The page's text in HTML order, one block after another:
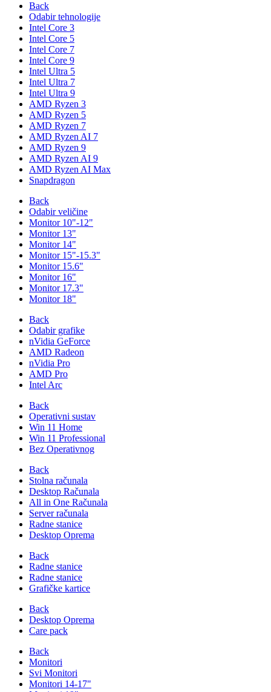
Back
Odabir tehnologije
Intel Core 3
Intel Core 5
Intel Core 7
Intel Core 9
Intel Ultra 5
Intel Ultra 7
Intel Ultra 9
AMD Ryzen 3
AMD Ryzen 5
AMD Ryzen 7
AMD Ryzen AI 7
AMD Ryzen 9
AMD Ryzen AI 9
AMD Ryzen AI Max
Snapdragon
Back
Odabir veličine
Monitor 10"-12"
Monitor 13"
Monitor 14"
Monitor 15"-15.3"
Monitor 15.6"
Monitor 16"
Monitor 17.3"
Monitor 18"
Back
Odabir grafike
nVidia GeForce
AMD Radeon
nVidia Pro
AMD Pro
Intel Arc
Back
Operativni sustav
Win 11 Home
Win 11 Professional
Bez Operativnog
Back
Stolna računala
Desktop Računala
All in One Računala
Server računala
Radne stanice
Desktop Oprema
Back
Radne stanice
Radne stanice
Grafičke kartice
Back
Desktop Oprema
Care pack
Back
Monitori
Svi Monitori
Monitori 14-17"